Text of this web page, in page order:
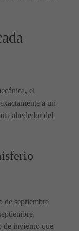
el
a un
alrededor del
de septiembre
de invierno que